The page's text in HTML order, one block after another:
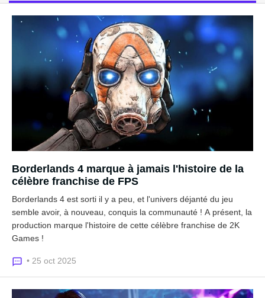
Borderlands 4 marque à jamais l'histoire de la
célèbre franchise de FPS
Borderlands 4 est sorti il y a peu, et l'univers déjanté du jeu
semble avoir, à nouveau, conquis la communauté ! A présent, la
production marque l'histoire de cette célèbre franchise de 2K
Games !
• 25 oct 2025